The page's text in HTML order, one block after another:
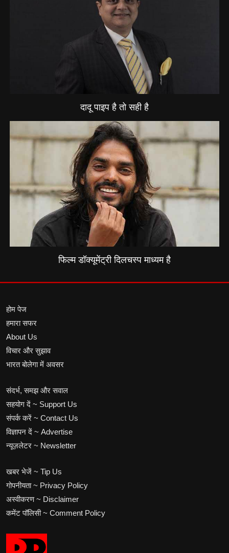
दादू पाइप है तो सही है
फिल्म डॉक्यूमेंट्री दिलचस्प माध्यम है
होम पेज
हमारा सफर
About Us
विचार और सुझाव
भारत बोलेगा में अवसर
संदर्भ, समझ और सवाल
सहयोग दें ~ Support Us
संपर्क करें ~ Contact Us
विज्ञापन दें ~ Advertise
न्यूज़लेटर ~ Newsletter
खबर भेजें ~ Tip Us
गोपनीयता ~ Privacy Policy
अस्वीकरण ~ Disclaimer
कमेंट पॉलिसी ~ Comment Policy